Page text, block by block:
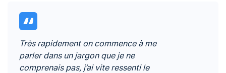
Très rapidement on commence à me
parler dans un jargon que je ne
comprenais pas, j’ai vite ressenti le